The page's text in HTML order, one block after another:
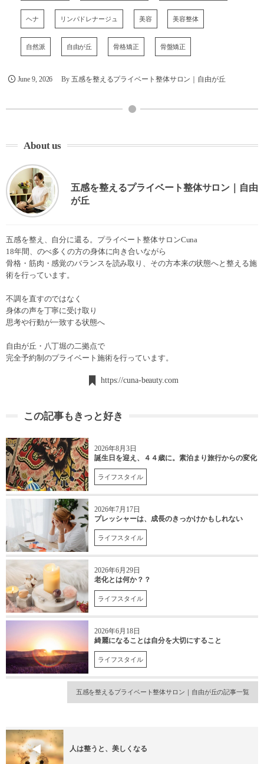
ヘナ リンパドレナージュ 美容 美容整体
自然派 自由が丘 骨格矯正 骨盤矯正
June 9, 2026 By五感を整えるプライベート整体サロン｜自由が丘
About us
五感を整えるプライベート整体サロン｜自由
が丘
五感を整え、自分に還る。プライベート整体サロンCuna
18年間、のべ多くの方の身体に向き合いながら
骨格・筋肉・感覚のバランスを読み取り、その方本来の状態へと整える施
術を行っています。
不調を直すのではなく
身体の声を丁寧に受け取り
思考や行動が一致する状態へ
自由が丘・八丁堀の二拠点で
完全予約制のプライベート施術を行っています。
https://cuna-beauty.com
この記事もきっと好き
2026年8月3日
誕生日を迎え、４４歳に。素泊まり旅行からの変化
ライフスタイル
2026年7月17日
プレッシャーは、成長のきっかけかもしれない
ライフスタイル
2026年6月29日
老化とは何か？？
ライフスタイル
2026年6月18日
綺麗になることは自分を大切にすること
ライフスタイル
五感を整えるプライベート整体サロン｜自由が丘の記事一覧
人は整うと、美しくなる